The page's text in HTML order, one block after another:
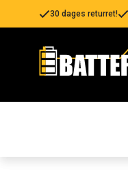
30 dages returret!